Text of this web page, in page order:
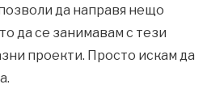
да направя нещо
да се занимавам с тези
проекти. Просто искам да